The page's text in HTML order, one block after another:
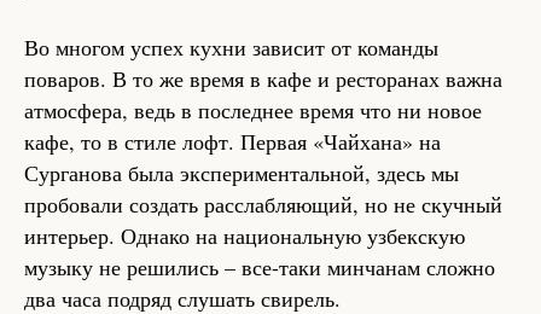
Во многом успех кухни зависит от команды
поваров. В то же время в кафе и ресторанах важна
атмосфера, ведь в последнее время что ни новое
кафе, то в стиле лофт. Первая «Чайхана» на
Сурганова была экспериментальной, здесь мы
пробовали создать расслабляющий, но не скучный
интерьер. Однако на национальную узбекскую
музыку не решились – все-таки минчанам сложно
два часа подряд слушать свирель.